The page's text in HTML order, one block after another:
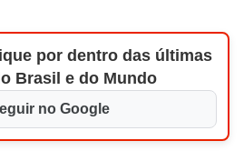
por dentro das últimas
Brasil e do Mundo
no Google